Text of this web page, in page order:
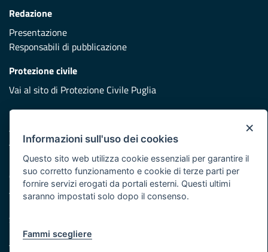
Redazione
Presentazione
Responsabili di pubblicazione
Protezione civile
Vai al sito di Protezione Civile Puglia
Iniziativa finanziata con risorse del POR Puglia 2014/2020 -
Asse XI
Note legali
Cookie e privacy
Atti di notifica
Servizi Intranet
×
Informazioni sull'uso dei cookies
Questo sito web utilizza cookie essenziali per garantire il
suo corretto funzionamento e cookie di terze parti per
fornire servizi erogati da portali esterni. Questi ultimi
saranno impostati solo dopo il consenso.
Fammi scegliere